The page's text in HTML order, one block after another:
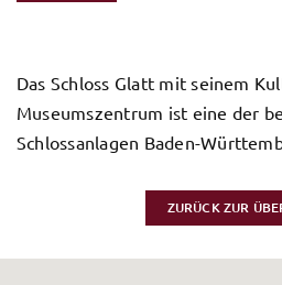
Das Schloss Glatt mit seinem
Museumszentrum ist eine der
Schlossanlagen Baden-
ZURÜCK ZUR